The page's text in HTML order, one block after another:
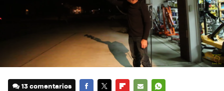
13 comentarios